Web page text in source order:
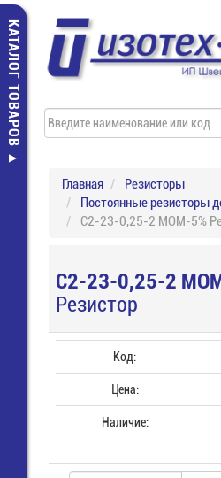
КАТАЛОГ ТОВАРОВ
Главная
Резисторы
Постоянные резисторы
С2-23-0,25-2 МОМ-5%
С2-23-0,25-2
Резистор
Код:
Цена:
Наличие: